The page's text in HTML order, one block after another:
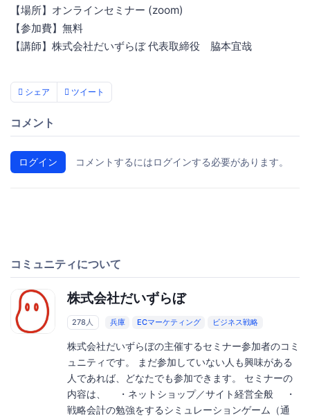
【場所】オンラインセミナー (zoom)
【参加費】無料
【講師】株式会社だいずらぼ 代表取締役 脇本宜哉
シェア ツイート
コメント
ログイン コメントするにはログインする必要があります。
コミュニティについて
株式会社だいずらぼ
278人 兵庫 ECマーケティング ビジネス戦略
株式会社だいずらぼの主催するセミナー参加者のコミ
ュニティです。 まだ参加していない人も興味がある
人であれば、どなたでも参加できます。 セミナーの
内容は、 ・ネットショップ／サイト経営全般 ・
戦略会計の勉強をするシミュレーションゲーム（通